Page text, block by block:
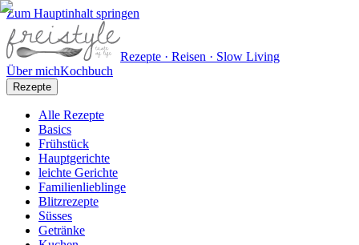
Zum Hauptinhalt springen
Rezepte · Reisen · Slow Living
Über michKochbuch
Rezepte
Alle Rezepte
Basics
Frühstück
Hauptgerichte
leichte Gerichte
Familienlieblinge
Blitzrezepte
Süsses
Getränke